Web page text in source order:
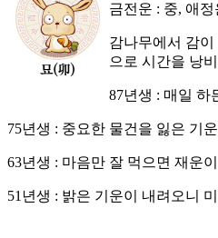
금전운 : 중, 애
감나무에서 감
으로 시간을 낭
87년생 : 매일 하
75년생 : 중요한 물건을 잃은 기
63년생 : 마음만 잘 먹으면 재운
51년생 : 밝은 기운이 내려오니